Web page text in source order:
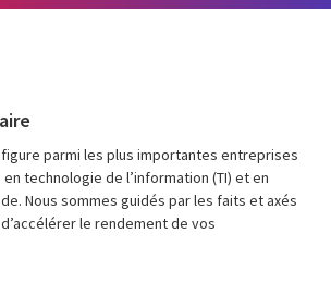
figure parmi les plus importantes entreprises
technologie de l’information (TI) et en
Nous sommes guidés par les faits et axés
le rendement de vos